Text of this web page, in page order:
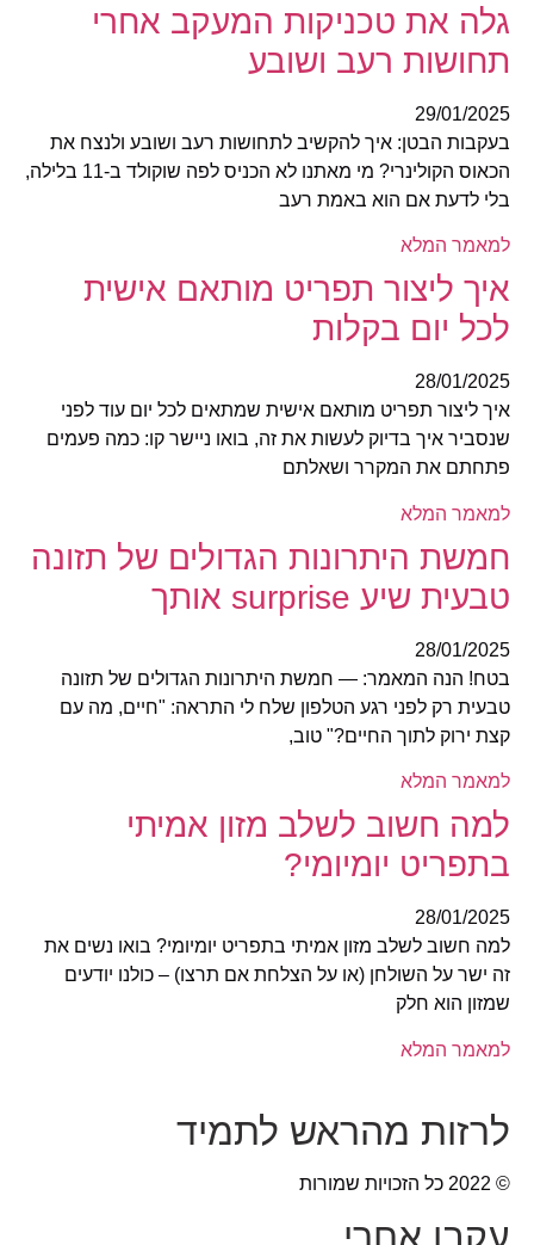
גלה את טכניקות המעקב אחרי
תחושות רעב ושובע
29/01/2025
בעקבות הבטן: איך להקשיב לתחושות רעב ושובע ולנצח את
הכאוס הקולינרי? מי מאתנו לא הכניס לפה שוקולד ב-11 בלילה,
בלי לדעת אם הוא באמת רעב
למאמר המלא
איך ליצור תפריט מותאם אישית
לכל יום בקלות
28/01/2025
איך ליצור תפריט מותאם אישית שמתאים לכל יום עוד לפני
שנסביר איך בדיוק לעשות את זה, בואו ניישר קו: כמה פעמים
פתחתם את המקרר ושאלתם
למאמר המלא
חמשת היתרונות הגדולים של תזונה
טבעית שיע surprise אותך
28/01/2025
בטח! הנה המאמר: — חמשת היתרונות הגדולים של תזונה
טבעית רק לפני רגע הטלפון שלח לי התראה: "חיים, מה עם
קצת ירוק לתוך החיים?" טוב,
למאמר המלא
למה חשוב לשלב מזון אמיתי
בתפריט יומיומי?
28/01/2025
למה חשוב לשלב מזון אמיתי בתפריט יומיומי? בואו נשים את
זה ישר על השולחן (או על הצלחת אם תרצו) – כולנו יודעים
שמזון הוא חלק
למאמר המלא
לרזות מהראש לתמיד
© 2022 כל הזכויות שמורות
עקבו אחרי